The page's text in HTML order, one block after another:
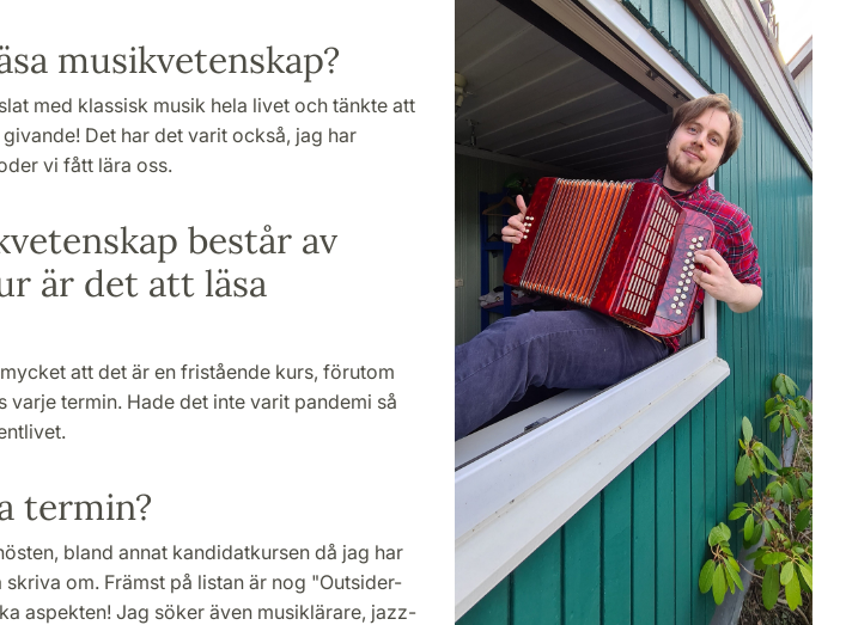
musikvetenskap?
med klassisk musik hela livet och tänkte att
Det har det varit också, jag har
vi fått lära oss.
består av
är det att läsa
att det är en fristående kurs, förutom
termin. Hade det inte varit pandemi så
termin?
bland annat kandidatkursen då jag har
om. Främst på listan är nog "Outsider-
aspekten! Jag söker även musiklärare, jazz-